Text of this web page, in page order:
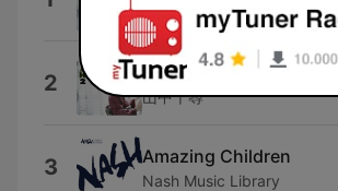
山中千尋
2 Fly Me to the Moon
山中千尋
3 Amazing Children
Nash Music Library